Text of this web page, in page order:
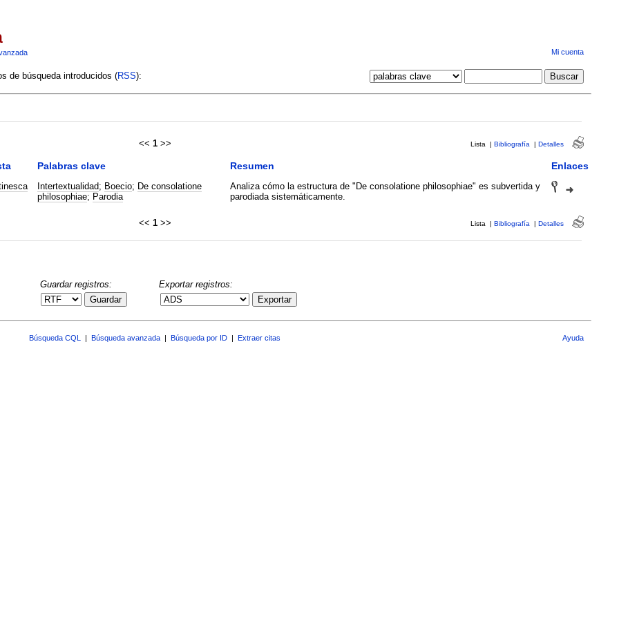
Mi cuenta
de búsqueda introducidos (RSS):
<< 1 >> Lista | Bibliografía | Detalles
Palabras clave Resumen Enlaces
Intertextualidad; Boecio; De consolatione
philosophiae; Parodia
Analiza cómo la estructura de "De consolatione philosophiae" es subvertida y
parodiada sistemáticamente.
<< 1 >> Lista | Bibliografía | Detalles
Guardar registros:
Guardar
Exportar registros:
Exportar
Búsqueda CQL Búsqueda avanzada Búsqueda por ID Extraer citas Ayuda